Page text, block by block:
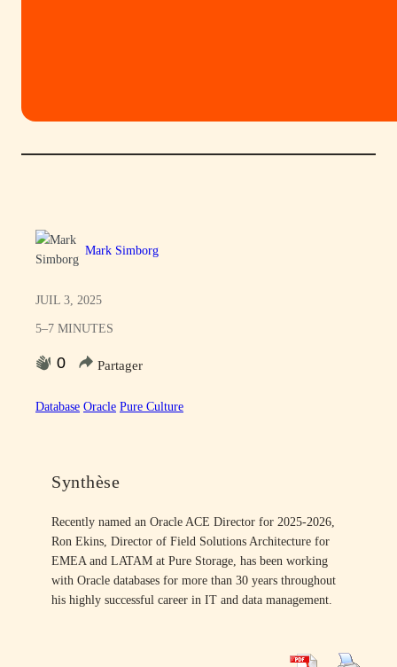
Mark Simborg
JUIL 3, 2025
5–7 MINUTES
0 Partager
Database Oracle Pure Culture
Synthèse
Recently named an Oracle ACE Director for 2025-2026,
Ron Ekins, Director of Field Solutions Architecture for
EMEA and LATAM at Pure Storage, has been working
with Oracle databases for more than 30 years throughout
his highly successful career in IT and data management.